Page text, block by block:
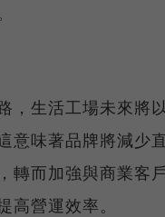
，生活工場未來將
意味著品牌將減少
轉而加強與商業客
高營運效率。